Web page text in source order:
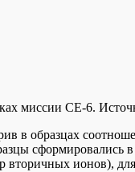
миссии CE-6.
в образцах
вторичных ионов),